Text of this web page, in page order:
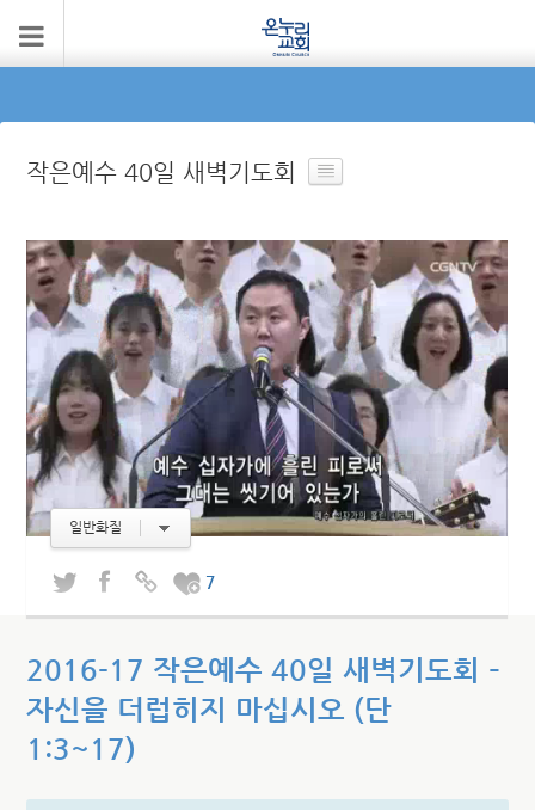
작은예수 40일 새벽기도회
일반화질
7
2016-17 작은예수 40일 새벽기도회 –
자신을 더럽히지 마십시오 (단
1:3~17)